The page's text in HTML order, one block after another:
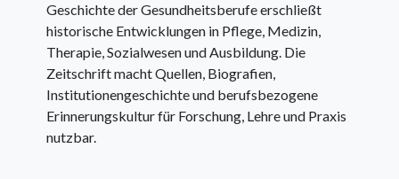
Geschichte der Gesundheitsberufe erschließt
historische Entwicklungen in Pflege, Medizin,
Therapie, Sozialwesen und Ausbildung. Die
Zeitschrift macht Quellen, Biografien,
Institutionengeschichte und berufsbezogene
Erinnerungskultur für Forschung, Lehre und Praxis
nutzbar.